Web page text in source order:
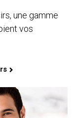
une gamme
vos